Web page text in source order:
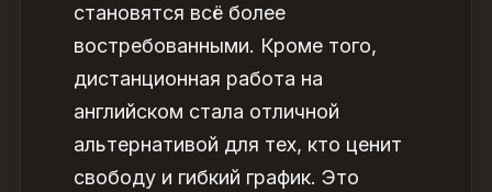
становятся всё более
востребованными. Кроме того,
дистанционная работа на
английском стала отличной
альтернативой для тех, кто ценит
свободу и гибкий график. Это